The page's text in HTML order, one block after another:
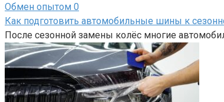
Обмен опытом 0
Как подготовить автомобильные шины к
После сезонной замены колёс многие